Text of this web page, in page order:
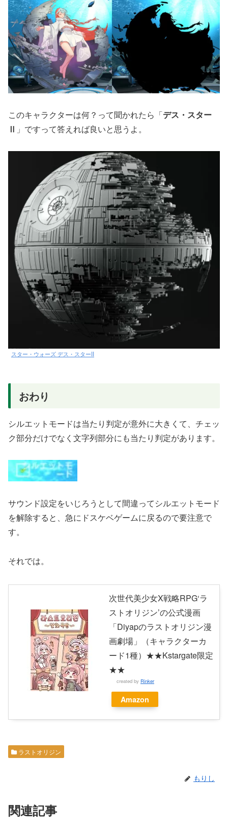
このキャラクターは何？って聞かれたら「デス・スター
Ⅱ 」ですって答えれば良いと思うよ。
スター・ウォーズ デス・スターII
おわり
シルエットモードは当たり判定が意外に大きくて、チェッ
ク部分だけでなく文字列部分にも当たり判定があります。
サウンド設定をいじろうとして間違ってシルエットモード
を解除すると、急にドスケベゲームに戻るので要注意で
す。
それでは。
次世代美少女X戦略RPG‘ラ
ストオリジン’の公式漫画
「Diyapのラストオリジン漫
画劇場」（キャラクターカ
ード1種）★★Kstargate限定
★★
created by Rinker
Amazon
ラストオリジン
もりし
関連記事